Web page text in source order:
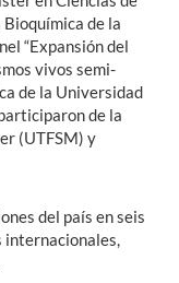
de la
“Expansión del
vivos semi-
de la Universidad
de la
(UTFSM) y
del país en seis
internacionales,